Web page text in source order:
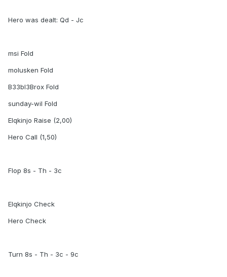
Hero was dealt: Qd - Jc
msi Fold
molusken Fold
B33bl3Brox Fold
sunday-wil Fold
Elqkinjo Raise (2,00)
Hero Call (1,50)
Flop 8s - Th - 3c
Elqkinjo Check
Hero Check
Turn 8s - Th - 3c - 9c